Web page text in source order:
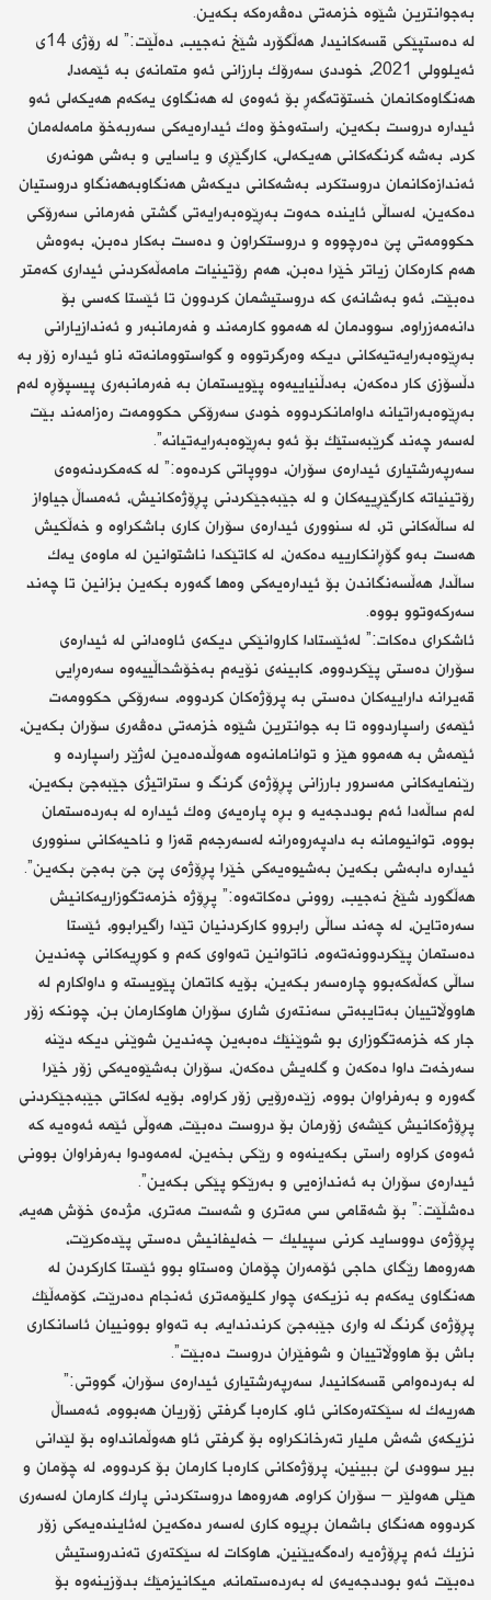
بەجوانترین شێوە خزمەتی دەڤەرەكە بكەین.
لە دەستپێكی قسەكانیدا، هەڵگۆرد شێخ نەجیب، دەڵێت:” لە رۆژی 14ی
ئەیلوولی 2021، خوددی سەرۆك بارزانی ئەو متمانەی بە ئێمەدا،
هەنگاوەكانمان خستۆتەگەڕ بۆ ئەوەی لە هەنگاوی یەكەم هەیكەلی ئەو
ئیدارە دروست بكەین، راستەوخۆ وەك ئیدارەیەكی سەربەخۆ مامەلەمان
كرد، بەشە گرنگەكانی هەیكەلی، كارگێڕی و یاسایی و بەشی هونەری
ئەندازەكانمان دروستكرد، بەشەكانی دیكەش هەنگاوبەهەنگاو دروستیان
دەكەین، لەساڵی ئایندە حەوت بەڕێوەبەرایەتی گشتی فەرمانی سەرۆكی
حكوومەتی پێ دەرچووە و دروستكراون و دەست بەكار دەبن، بەوەش
هەم كارەكان زیاتر خێرا دەبن، هەم رۆتینیات مامەڵەكردنی ئیداری كەمتر
دەبێت، ئەو بەشانەی كە دروستیشمان كردوون تا ئێستا كەسی بۆ
دانەمەزراوە، سوودمان لە هەموو كارمەند و فەرمانبەر و ئەندازیارانی
بەڕێوەبەرایەتیەكانی دیكە وەرگرتووە و گواستوومانەتە ناو ئیدارە زۆر بە
دڵسۆزی كار دەكەن، بەدڵنیاییەوە پێویستمان بە فەرمانبەری پیسپۆڕە لەم
بەڕێوەبەراتیانە داوامانكردووە خودی سەرۆكی حكوومەت رەزامەند بێت
لەسەر چەند گرێبەستێك بۆ ئەو بەڕێوەبەرایەتیانە”.
سەرپەرشتیاری ئیدارەی سۆران، دووپاتی كردەوە:” لە كەمكردنەوەی
رۆتینیاتە كارگێڕییەكان و لە جێبەجێكردنی پڕۆژەكانیش، ئەمساڵ جیاواز
لە ساڵەكانی تر، لە سنووری ئیدارەی سۆران كاری باشكراوە و خەڵكیش
هەست بەو گۆڕانكارییە دەكەن، لە كاتێكدا ناشتوانین لە ماوەی یەك
ساڵدا، هەڵسەنگاندن بۆ ئیدارەیەكی وەها گەورە بكەین بزانین تا چەند
سەركەوتوو بووە.
ئاشكرای دەكات:” لەئێستادا كاروانێكی دیكەی ئاوەدانی لە ئیدارەی
سۆران دەستی پێكردووە، كابینەی نۆیەم بەخۆشحاڵییەوە سەرەڕایی
قەیرانە داراییەكان دەستی بە پرۆژەكان كردووە، سەرۆكی حكوومەت
ئێمەی راسپاردووە تا بە جوانترین شێوە خزمەتی دەڤەری سۆران بكەین،
ئێمەش بە هەموو هێز و توانامانەوە هەوڵدەدەین لەژێر راسپاردە و
رێنمایەكانی مەسرور بارزانی پڕۆژەی گرنگ و ستراتیژی جێبەجێ بكەین،
لەم ساڵەدا ئەم بوددجەیە و بڕە پارەیەی وەك ئیدارە لە بەردەستمان
بووە، توانیومانە بە دادپەروەرانە لەسەرجەم قەزا و ناحیەكانی سنووری
ئیدارە دابەشی بكەین بەشیوەیەكی خێرا پڕۆژەی پێ جێ بەجێ بكەین”.
هەڵگورد شێخ نەجیب، روونی دەكاتەوە:” پڕۆژە خزمەتگوزاریەكانیش
سەرەتاین، لە چەند ساڵی رابروو كاركردنیان تێدا راگیرابوو، ئێستا
دەستمان پێكردوونەتەوە، ناتوانین تەواوی كەم و كوڕیەكانی چەندین
ساڵی كەڵەكەبوو چارەسەر بكەین، بۆیە كاتمان پێویستە و داواكارم لە
هاووڵاتییان بەتایبەتی سەنتەری شاری سۆران هاوكارمان بن، چونكە زۆر
جار كە خزمەتگوزاری بو شوێنێك دەبەین چەندین شوێنی دیكە دێنە
سەرخەت داوا دەكەن و گلەیش دەكەن، سۆران بەشێوەیەكی زۆر خێرا
گەورە و بەرفراوان بووە، زێدەرۆیی زۆر كراوە، بۆیە لەكاتی جێبەجێكردنی
پڕۆژەكانیش كێشەی زۆرمان بۆ دروست دەبێت، هەوڵی ئێمە ئەوەیە كە
ئەوەی كراوە راستی بكەینەوە و رێكی بخەین، لەمەودوا بەرفراوان بوونی
ئیدارەی سۆران بە ئەندازەیی و بەرێكو پێكی بكەین”.
دەشڵێت:” بۆ شەقامی سی مەتری و شەست مەتری، مژدەی خۆش هەیە،
پڕۆژەی دووساید كرنی سپیلیك – خەلیفانیش دەستی پێدەكرێت،
هەروەها رێگای حاجی ئۆمەران چۆمان وەستاو بوو ئێستا كاركردن لە
هەنگاوی یەكەم بە نزیكەی چوار كلیۆمەتری ئەنجام دەدرێت، كۆمەڵێك
پڕۆژەی گرنگ لە واری جێبەجێ كرندندایە، بە تەواو بوونییان ئاسانكاری
باش بۆ هاووڵاتییان و شوفێران دروست دەبێت”.
لە بەردەوامی قسەكانیدا، سەرپەرشتیاری ئیدارەی سۆران، گووتی:”
هەریەك لە سێكتەرەكانی ئاو، كارەبا گرفتی زۆریان هەبووە، ئەمساڵ
نزیكەی شەش ملیار تەرخانكراوە بۆ گرفتی ئاو هەوڵمانداوە بۆ لێدانی
بیر سوودی لێ ببینین، پرۆژەكانی كارەبا كارمان بۆ كردووە، لە چۆمان و
هێلی هەولێر – سۆران كراوە، هەروەها دروستكردنی پارك كارمان لەسەری
كردووە هەنگای باشمان بڕیوە كاری لەسەر دەكەین لەئایندەیەكی زۆر
نزیك ئەم پڕۆژەیە رادەگەیێنین، هاوكات لە سێكتەری تەندروستیش
دەبێت ئەو بوددجەیەی لە بەردەستمانە، میكانیزمێك بدۆزینەوە بۆ